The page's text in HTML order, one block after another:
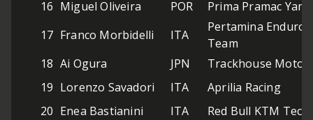
16 Miguel Oliveira POR
Prima Pramac
17 Franco Morbidelli ITA
Pertamina Enduro
Team
18 Ai Ogura JPN
Trackhouse
19 Lorenzo Savadori ITA
Aprilia Racing
20 Enea Bastianini ITA
Red Bull KTM